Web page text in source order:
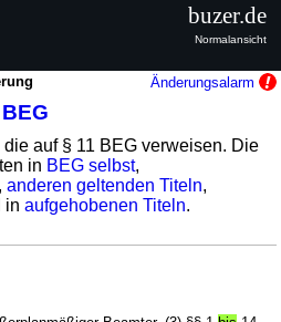
Änderungsalarm
auf § 11 BEG verweisen. Die
in BEG selbst,
,anderen geltenden Titeln,
inaufgehobenen Titeln.
buzer.de
Normalansicht